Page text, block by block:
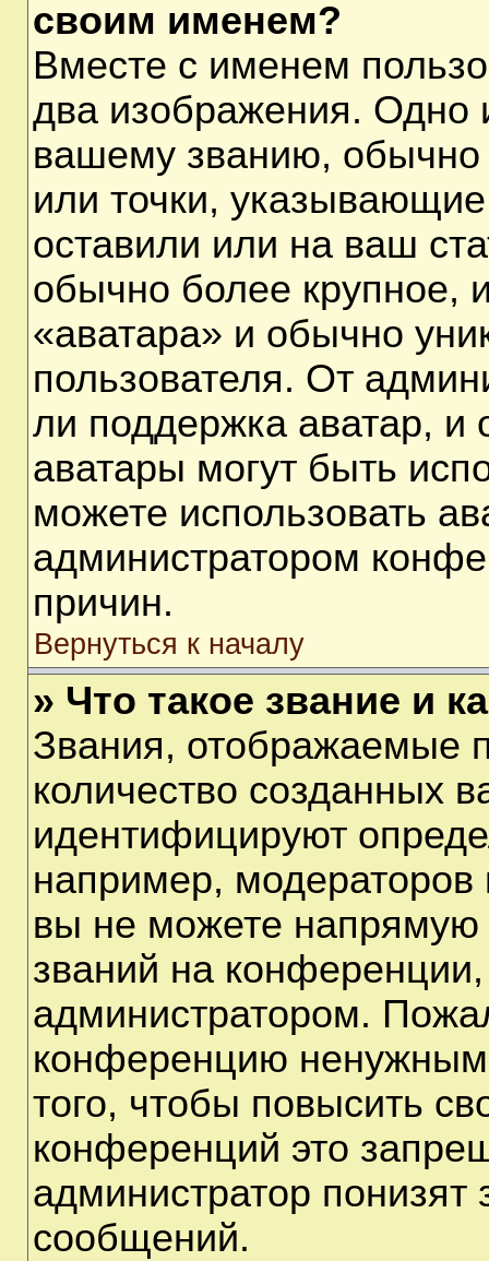
своим именем?
Вместе с именем
два изображения. Одно
вашему званию, обычно
или точки,
оставили или на ваш
обычно более крупное,
«аватара» и обычно
пользователя. От
ли поддержка аватар, и
аватары могут быть
можете использовать
администратором
причин.
Вернуться к началу
» Что такое звание и
Звания, отображаемые
количество созданных
идентифицируют
например,
вы не можете напрямую
званий на
администратором.
конференцию
того, чтобы повысить
конференций это
администратор понизят
сообщений.